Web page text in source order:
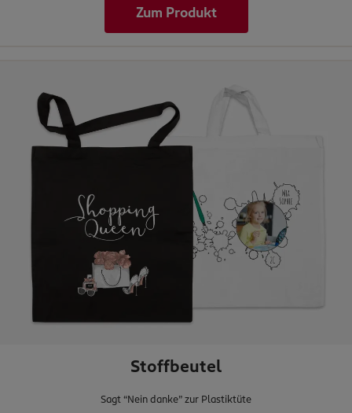
Zum Produkt
Stoffbeutel
Sagt “Nein danke” zur Plastiktüte